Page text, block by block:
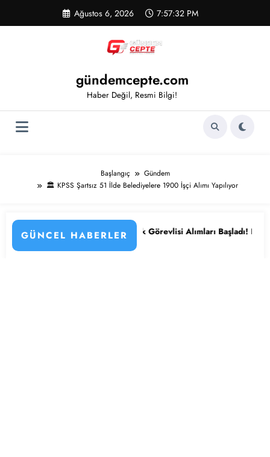
Ağustos 6, 2026 7:57:33 PM
gündemcepte.com
Haber Değil, Resmi Bilgi!
Başlangıç
Gündem
🏛️ KPSS Şartsız 51 İlde Belediyelere 1900 İşçi Alımı Yapılıyor
GÜNCEL HABERLER
Görevlisi Alımları Başladı! KPSS’li ve KPSS’siz Yeni İlanlar
📰 81 İlde KPSS Şartsız